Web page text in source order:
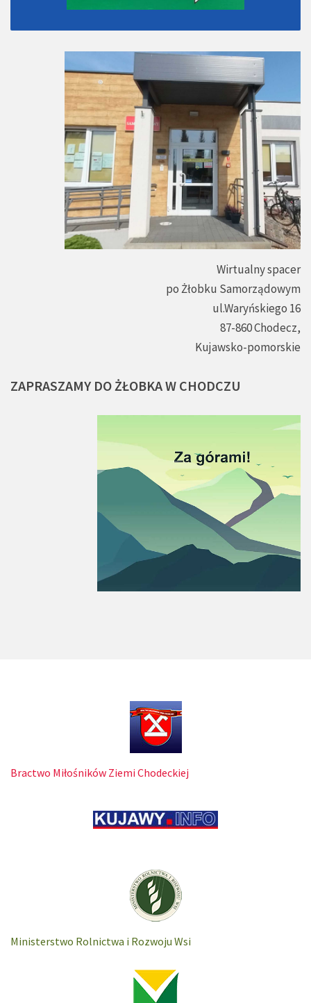
Wirtualny spacer
po Żłobku Samorządowym
ul.Waryńskiego 16
87-860 Chodecz,
Kujawsko-pomorskie
ZAPRASZAMY DO ŻŁOBKAW CHODCZU
Bractwo Miłośników Ziemi Chodeckiej
Ministerstwo Rolnictwa i Rozwoju Wsi